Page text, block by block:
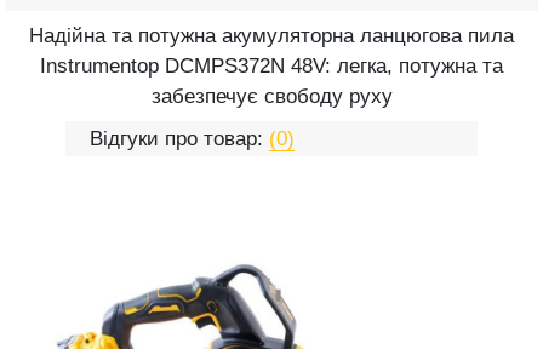
Надійна та потужна акумуляторна ланцюгова пила
Instrumentop DCMPS372N 48V: легка, потужна та
забезпечує свободу руху
Відгуки про товар: (0)